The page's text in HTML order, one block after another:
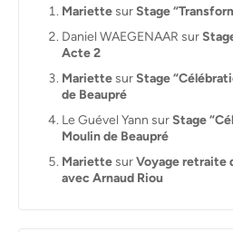
Mariettesur Stage
Daniel WAEGENAAR sur
Acte 2
Mariettesur Stage
de Beaupré
Le Guével Yann sur Stage
Moulin de Beaupré
MariettesurVoyage retraite
avec Arnaud Riou